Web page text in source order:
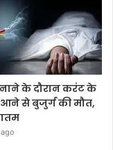
के दौरान करंट के
से बुजुर्ग की मौत,